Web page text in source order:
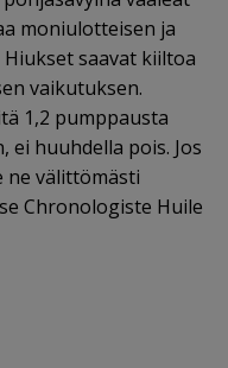
moniulotteisen ja
saavat kiiltoa
vaikutuksen.
1,2 pumppausta
ei huuhdella pois. Jos
välittömästi
Chronologiste Huile